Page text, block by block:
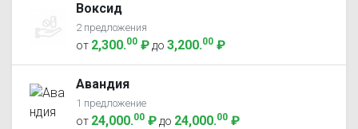
Воксид
2 предложения
от 2,300.00 ₽ до 3,200.00 ₽
Авандия
1 предложение
от 24,000.00 ₽ до 24,000.00 ₽